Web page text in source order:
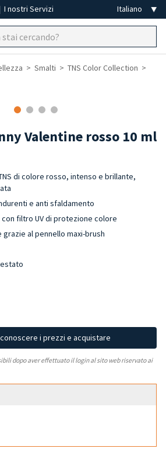
I nostri Servizi
Smalti
TNS Color Collection
Valentine rosso 10 ml
di colore rosso, intenso e brillante,
e anti sfaldamento
filtro UV di protezione colore
al pennello maxi-brush
i prezzi e acquistare
dopo aver effettuato il login al sito web riservato ai